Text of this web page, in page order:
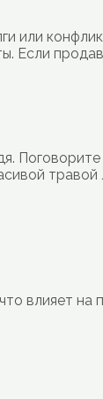
или
Если
Поговорите
влияет на